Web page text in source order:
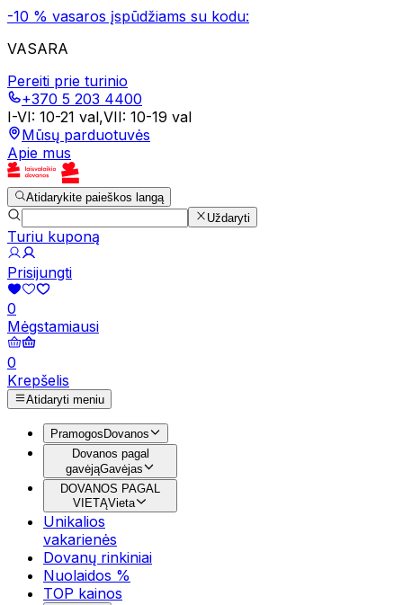
-10 % vasaros įspūdžiams su kodu:
VASARA
Pereiti prie turinio
+370 5 203 4400
I-VI: 10-21 val,VII: 10-19 val
Mūsų parduotuvės
Apie mus
Atidarykite paieškos langą
Uždaryti
Turiu kuponą
Prisijungti
0
Mėgstamiausi
0
Krepšelis
Atidaryti meniu
Pramogos Dovanos
Dovanos pagal
gavėjąGavėjas
DOVANOS PAGAL
VIETĄVieta
Unikalios
vakarienės
Dovanų rinkiniai
Nuolaidos %
TOP kainos